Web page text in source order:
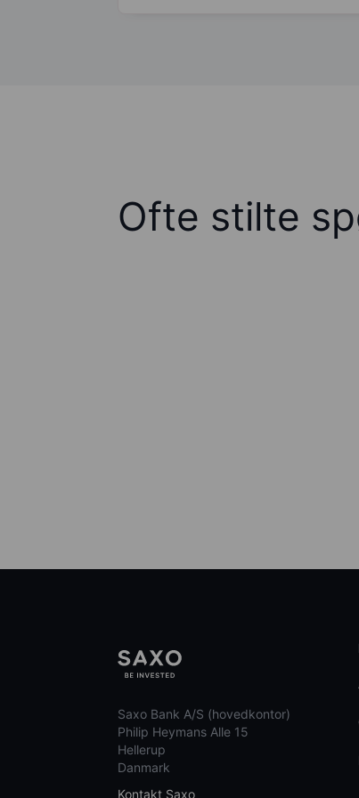
Ofte stilte
Saxo Bank A/S (hovedkontor)
Philip Heymans Alle 15
Hellerup
Danmark
Kontakt Saxo